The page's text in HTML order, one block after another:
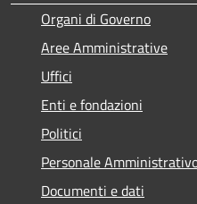
Organi di Governo
Aree Amministrative
Uffici
Enti e fondazioni
Politici
Personale
Documenti e dati